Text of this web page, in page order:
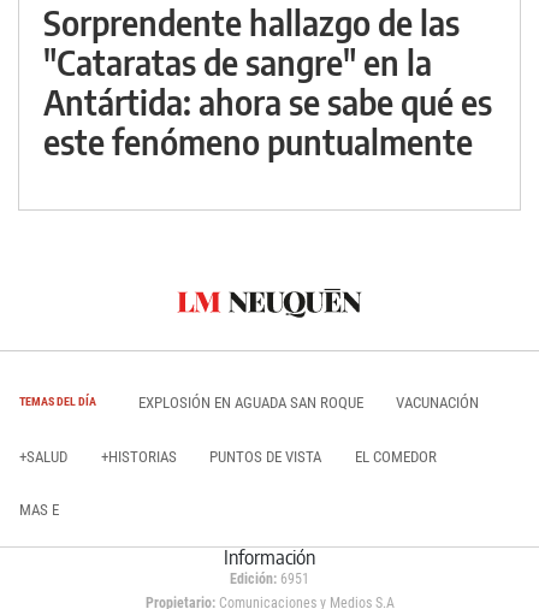
Sorprendente hallazgo de las
"Cataratas de sangre" en la
Antártida: ahora se sabe qué es
este fenómeno puntualmente
TEMAS DEL DÍA EXPLOSIÓN EN AGUADA SAN ROQUE VACUNACIÓN
+SALUD +HISTORIAS PUNTOS DE VISTA EL COMEDOR
MAS E
Información
Edición: 6951
Propietario:Comunicaciones y Medios S.A